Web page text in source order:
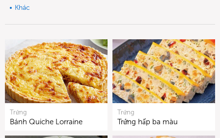
Khác
Trứng
Bánh Quiche Lorraine
Trứng
Trứng hấp ba màu